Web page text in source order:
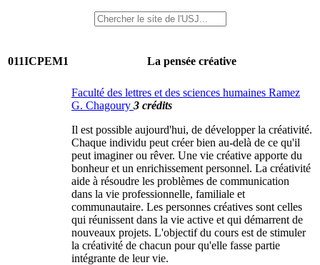
011ICPEM1 La pensée créative
Faculté des lettres et des sciences humaines Ramez
G. Chagoury 3 crédits
Il est possible aujourd'hui, de développer la créativité.
Chaque individu peut créer bien au-delà de ce qu'il
peut imaginer ou rêver. Une vie créative apporte du
bonheur et un enrichissement personnel. La créativité
aide à résoudre les problèmes de communication
dans la vie professionnelle, familiale et
communautaire. Les personnes créatives sont celles
qui réunissent dans la vie active et qui démarrent de
nouveaux projets. L'objectif du cours est de stimuler
la créativité de chacun pour qu'elle fasse partie
intégrante de leur vie.